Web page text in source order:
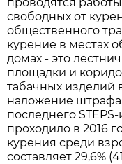
свободных от
общественного
курение в местах
домах - это
площадки и
табачных изделий
наложение
последнего
проходило в 2016
курения среди
составляет 29,6%